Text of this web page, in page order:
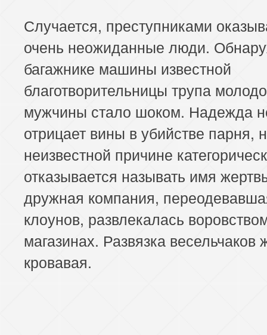
Случается, преступниками
очень неожиданные люди.
багажнике машины известной
благотворительницы трупа
мужчины стало шоком. Надежда
отрицает вины в убийстве парня,
неизвестной причине
отказывается называть имя
дружная компания,
клоунов, развлекалась
магазинах. Развязка весельчаков
кровавая.